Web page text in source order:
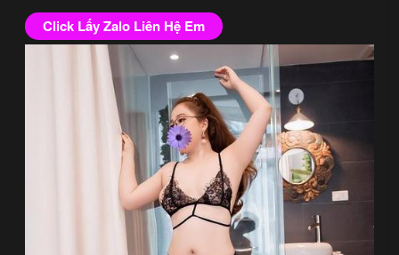
Click Lấy Zalo Liên Hệ Em